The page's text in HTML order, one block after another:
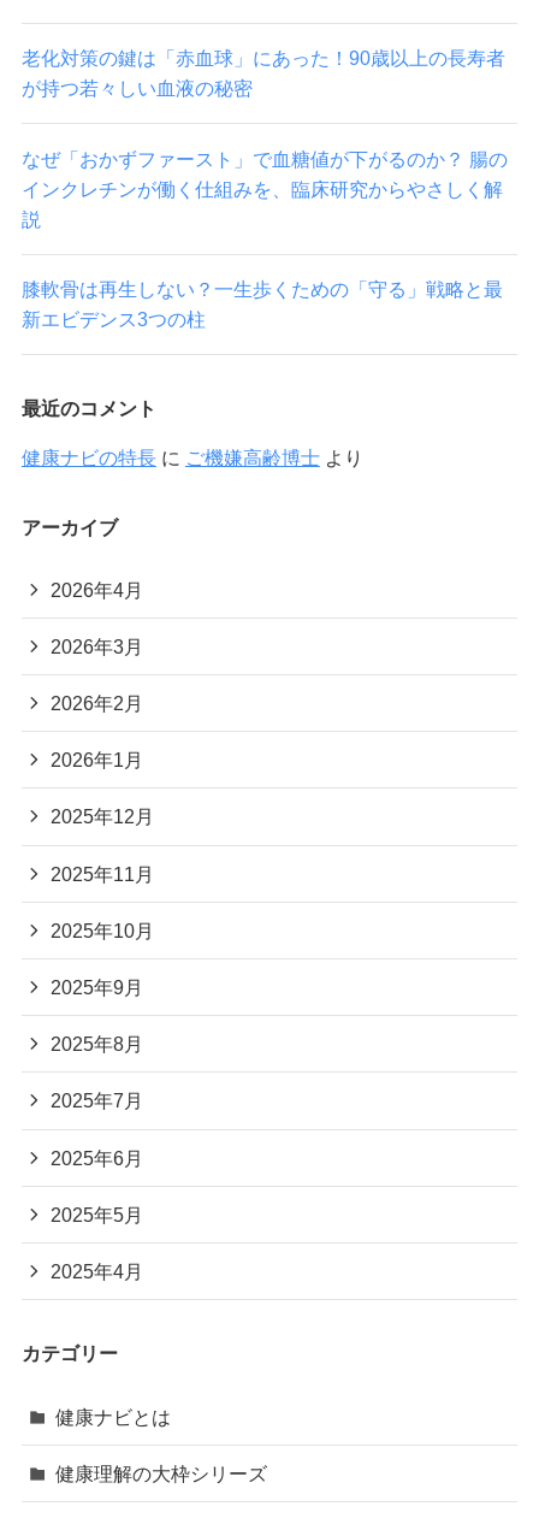
老化対策の鍵は「赤血球」にあった！90歳以上の長寿者
が持つ若々しい血液の秘密
なぜ「おかずファースト」で血糖値が下がるのか？ 腸の
インクレチンが働く仕組みを、臨床研究からやさしく解
説
膝軟骨は再生しない？一生歩くための「守る」戦略と最
新エビデンス3つの柱
最近のコメント
健康ナビの特長に ご機嫌高齢博士より
アーカイブ
2026年4月
2026年3月
2026年2月
2026年1月
2025年12月
2025年11月
2025年10月
2025年9月
2025年8月
2025年7月
2025年6月
2025年5月
2025年4月
カテゴリー
健康ナビとは
健康理解の大枠シリーズ